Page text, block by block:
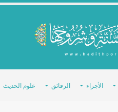
الأجزاء الرقائق علوم الحديث